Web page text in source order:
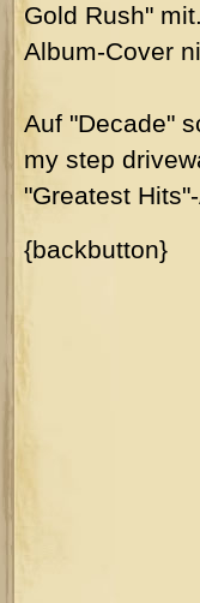
Gold Rush"
Album-Cover
Auf "Decade"
my step
"Greatest
{backbutton}